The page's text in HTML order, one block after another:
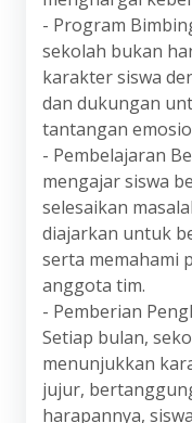
- Program
sekolah bukan
karakter siswa
dan dukungan
tantangan
- Pembelajaran
mengajar siswa
selesaikan
diajarkan untuk
serta memahami
anggota tim.
- Pemberian
Setiap bulan,
menunjukkan
jujur,
harapannya,